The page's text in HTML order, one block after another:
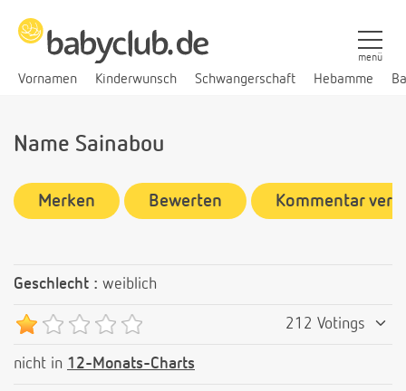
Vornamen Kinderwunsch Schwangerschaft Hebamme
menü
Name Sainabou
Merken Bewerten Kommentar
Geschlecht : weiblich
212 Votings
nicht in 12-Monats-Charts